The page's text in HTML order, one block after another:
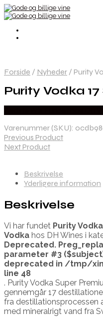
Forside / Nyheder / Purity
Purity Vodka
Varenummer (SKU):
Previous Product
Next Product
Beskrivelse
Yderligere information
Beskrivelse
Vi har fundet Purity
Vodka hos DH Wines i
Deprecated.
parameter #3
deprecated in /tmp/
line 48
. Purity Vodka Super
gennemgår 17
fra destillationsprocessen
med mineralrigt vand fra